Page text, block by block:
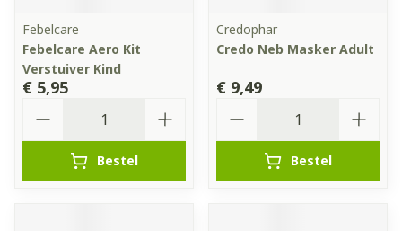
Febelcare
Febelcare Aero Kit
Verstuiver Kind
€ 5,95
Bestel
Credophar
Credo Neb Masker Adult
€ 9,49
Bestel